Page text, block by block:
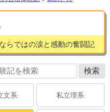
らではの涙と感動の奮闘記
文系 私立理系